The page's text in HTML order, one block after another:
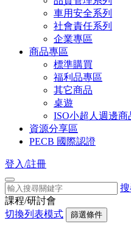
車用安全系列
社會責任系列
企業專區
商品專區
標準購買
福利品專區
其它商品
桌遊
ISO小超人週邊商
資源分享區
PECB 國際認證
登入/註冊
課程/研討會
切換列表模式
篩選條件